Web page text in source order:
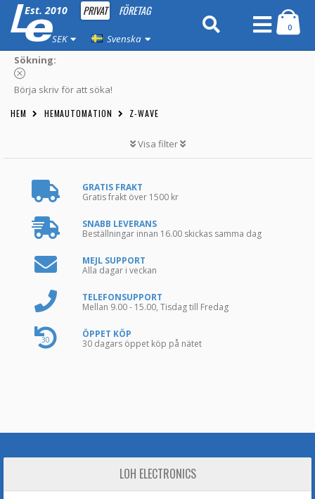
Est. 2010 PRIVAT FÖRETAG
SEK Svenska
0
Sökning:
Börja skriv för att söka!
HEM HEMAUTOMATION Z-WAVE
Visa filter
GRATIS FRAKT
Gratis frakt över 1500 kr
SNABB LEVERANS
Beställningar innan 16.00 skickas samma dag
MEJL SUPPORT
Alla dagar i veckan
TELEFONSUPPORT
Mellan 9.00 - 15.00, Tisdag till Fredag
30
ÖPPET KÖP
30 dagars öppet köp på nätet
LOH ELECTRONICS